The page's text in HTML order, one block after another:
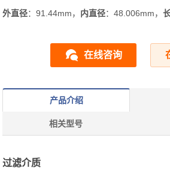
外直径：91.44mm， 内直径：48.006mm，
在线咨询
产品介绍
相关型号
过滤介质